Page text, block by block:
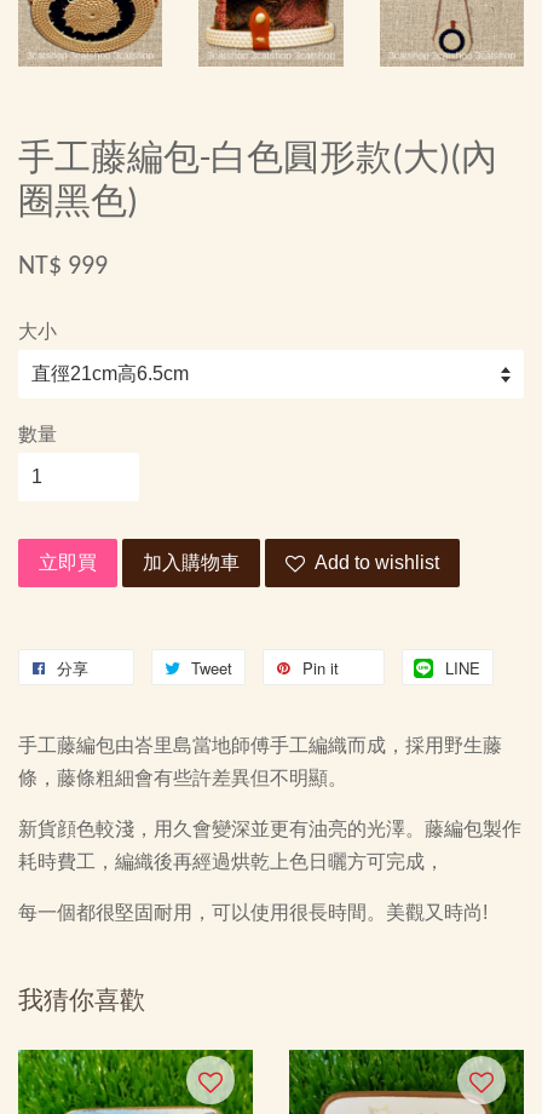
手工藤編包-白色圓形款(大)(內
圈黑色)
NT$ 999
大小
數量
立即買 加入購物車 Add to wishlist
分享 Tweet Pin it LINE
手工藤編包由峇里島當地師傅手工編織而成，採用野生藤
條，藤條粗細會有些許差異但不明顯。
新貨顔色較淺，用久會變深並更有油亮的光澤。藤編包製作
耗時費工，編織後再經過烘乾上色日曬方可完成，
每一個都很堅固耐用，可以使用很長時間。美觀又時尚!
我猜你喜歡